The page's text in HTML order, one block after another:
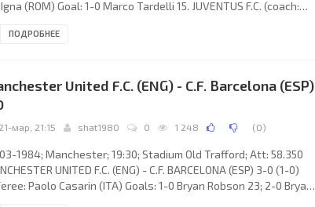
(ROM) Goal: 1-0 Marco Tardelli 15. JUVENTUS F.C. (coach:
Massimo Bonini, Sergio Brio, Gaetano Scirea, Domenico
Keijo Olavi Vakkila): Olavi
ПОДРОБНЕЕ
United F.C. (ENG) - C.F. Barcelona (ESP)
21-мар, 21:15 shat1980 0 1 248 (0)
1984; Manchester; 19:30; Stadium Old Trafford; Att: 58.350
UNITED F.C. (ENG) - C.F. BARCELONA (ESP) 3-0 (1-0)
Paolo Casarin (ITA) Goals: 1-0 Bryan Robson 23; 2-0 Bryan